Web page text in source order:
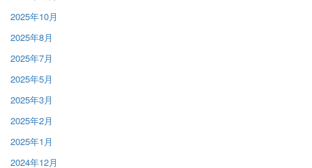
2025年10月
2025年8月
2025年7月
2025年5月
2025年3月
2025年2月
2025年1月
2024年12月